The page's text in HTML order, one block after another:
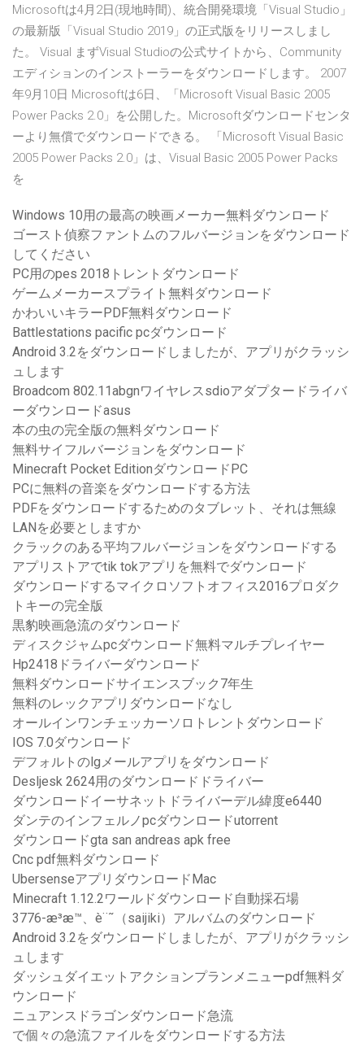
Microsoftは4月2日(現地時間)、統合開発環境「Visual Studio」
の最新版「Visual Studio 2019」の正式版をリリースしまし
た。 Visual まずVisual Studioの公式サイトから、Community
エディションのインストーラーをダウンロードします。 2007
年9月10日 Microsoftは6日、「Microsoft Visual Basic 2005
Power Packs 2.0」を公開した。Microsoftダウンロードセンタ
ーより無償でダウンロードできる。 「Microsoft Visual Basic
2005 Power Packs 2.0」は、Visual Basic 2005 Power Packs
を
Windows 10用の最高の映画メーカー無料ダウンロード
ゴースト偵察ファントムのフルバージョンをダウンロード
してください
PC用のpes 2018トレントダウンロード
ゲームメーカースプライト無料ダウンロード
かわいいキラーPDF無料ダウンロード
Battlestations pacific pcダウンロード
Android 3.2をダウンロードしましたが、アプリがクラッシ
ュします
Broadcom 802.11abgnワイヤレスsdioアダプタードライバ
ーダウンロードasus
本の虫の完全版の無料ダウンロード
無料サイフルバージョンをダウンロード
Minecraft Pocket EditionダウンロードPC
PCに無料の音楽をダウンロードする方法
PDFをダウンロードするためのタブレット、それは無線
LANを必要としますか
クラックのある平均フルバージョンをダウンロードする
アプリストアでtik tokアプリを無料でダウンロード
ダウンロードするマイクロソフトオフィス2016プロダク
トキーの完全版
黒豹映画急流のダウンロード
ディスクジャムpcダウンロード無料マルチプレイヤー
Hp2418ドライバーダウンロード
無料ダウンロードサイエンスブック7年生
無料のレックアプリダウンロードなし
オールインワンチェッカーソロトレントダウンロード
IOS 7.0ダウンロード
デフォルトのlgメールアプリをダウンロード
Desljesk 2624用のダウンロードドライバー
ダウンロードイーサネットドライバーデル緯度e6440
ダンテのインフェルノpcダウンロードutorrent
ダウンロードgta san andreas apk free
Cnc pdf無料ダウンロード
UbersenseアプリダウンロードMac
Minecraft 1.12.2ワールドダウンロード自動採石場
3776-æ­³æ™、è¨˜（saijiki）アルバムのダウンロード
Android 3.2をダウンロードしましたが、アプリがクラッシ
ュします
ダッシュダイエットアクションプランメニューpdf無料ダ
ウンロード
ニュアンスドラゴンダウンロード急流
で個々の急流ファイルをダウンロードする方法